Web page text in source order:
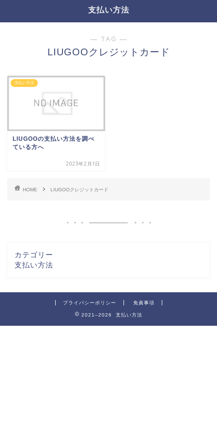
支払い方法
― TAG ―
LIUGOOクレジットカード
支払い方法
LIUGOOの支払い方法を調べ
ている方へ
2023年2月1日
HOME LIUGOOクレジットカード
カテゴリー
支払い方法
プライバシーポリシー 免責事項
2021–2026 支払い方法